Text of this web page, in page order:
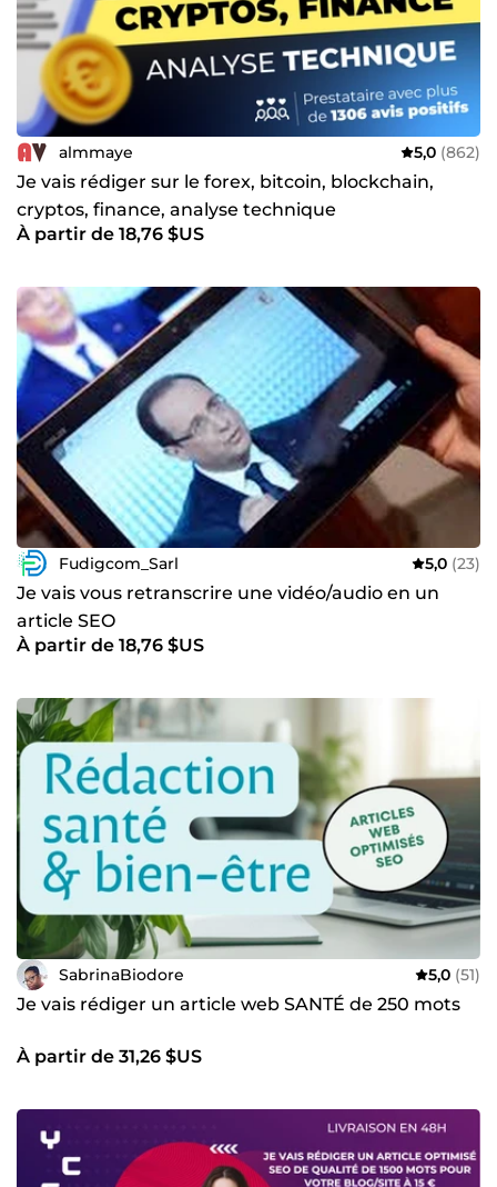
almmaye 5,0 (862)
Je vais rédiger sur le forex, bitcoin, blockchain,
cryptos, finance, analyse technique
À partir de 18,76 $US
Fudigcom_Sarl 5,0 (23)
Je vais vous retranscrire une vidéo/audio en un
article SEO
À partir de 18,76 $US
SabrinaBiodore 5,0 (51)
Je vais rédiger un article web SANTÉ de 250 mots
À partir de 31,26 $US